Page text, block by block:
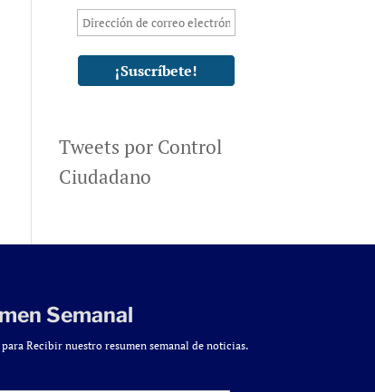
Tweets por Control
Ciudadano
Semanal
Recibir nuestro resumen semanal de noticias.